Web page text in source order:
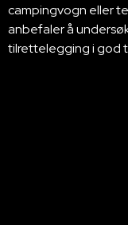
campingvogn eller
anbefaler å
tilrettelegging i god